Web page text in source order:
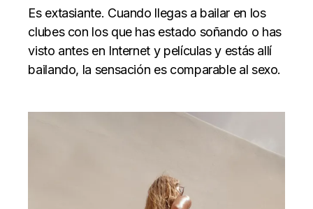
Es extasiante. Cuando llegas a bailar en los
clubes con los que has estado soñando o has
visto antes en Internet y películas y estás allí
bailando, la sensación es comparable al sexo.